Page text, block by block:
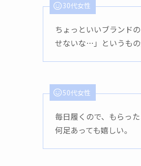
30代女性
ちょっといいブランド
せないな…」というもの
50代女性
毎日履くので、もらっ
何足あっても嬉しい。